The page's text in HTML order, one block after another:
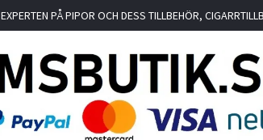
EXPERTEN PÅ PIPOR OCH DESS TILLBEHÖR,